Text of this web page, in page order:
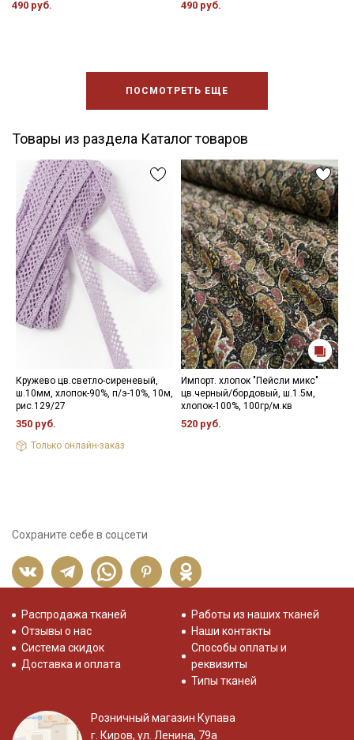
490 руб. 490 руб.
ПОСМОТРЕТЬ ЕЩЕ
Товары из раздела Каталог товаров
Кружево цв.светло-сиреневый,
ш.10мм, хлопок-90%, п/э-10%, 10м,
рис.129/27
350 руб.
Только онлайн-заказ
Импорт. хлопок "Пейсли микс"
цв.черный/бордовый, ш.1.5м,
хлопок-100%, 100гр/м.кв
520 руб.
Сохраните себе в соцсети
Распродажа тканей
Отзывы о нас
Система скидок
Доставка и оплата
Работы из наших тканей
Наши контакты
Способы оплаты и
реквизиты
Типы тканей
Розничный магазин Купава
г. Киров, ул. Ленина, 79а